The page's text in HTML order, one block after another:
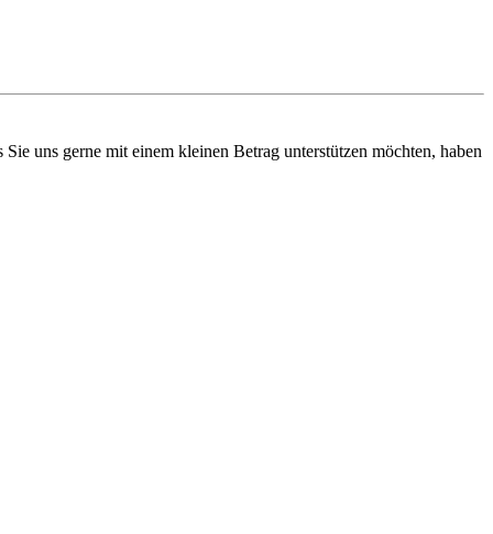
Sie uns gerne mit einem kleinen Betrag unterstützen möchten, haben